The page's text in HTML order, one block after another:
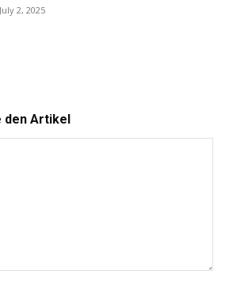
July 2, 2025
den Artikel